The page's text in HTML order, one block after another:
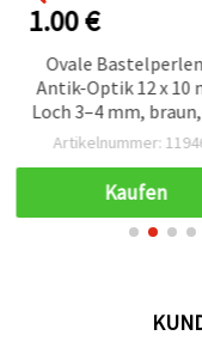
1.00 €
Ovale
Antik-Optik 12 x 10
Loch 3–4 mm, braun,
(ca. 75 Stk.)
Artikelnummer:
Kaufen